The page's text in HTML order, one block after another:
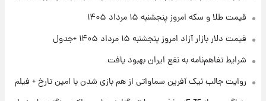
۱ روز پیش
نام خودرو، مبلغ پیش پرداخت و زمان تحویل |
سود مشارکت چند درصد است؟
قیمت طلا و سکه امروز پنجشنبه ۱۵ مرداد ۱۴۰۵
قیمت دلار بازار آزاد امروز پنجشنبه ۱۵ مرداد ۱۴۰۵ +جدول
شرایط تفاهم‌نامه به نفع ایران بهبود یافت
روایت جالب نیک آفرین سماواتی از هم بازی شدن با امین تارخ + فیلم